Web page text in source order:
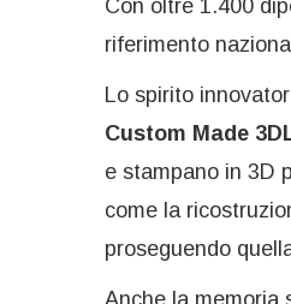
Con oltre 1.400
riferimento
Lo spirito
Custom Made
e stampano in 3D
come la
proseguendo
Anche la memoria